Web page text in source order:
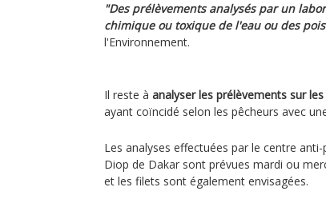
"Des prélèvements analysés par un
chimique ou toxique de l'eau ou des
l'Environnement.
Il reste à analyser les prélèvements sur
ayant coïncidé selon les pêcheurs avec
Les analyses effectuées par le centre
Diop de Dakar sont prévues mardi ou
et les filets sont également envisagées.